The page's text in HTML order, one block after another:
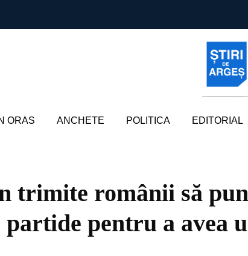
ORAS ANCHETE POLITICA EDITORIAL
trimite românii să
partide pentru a avea